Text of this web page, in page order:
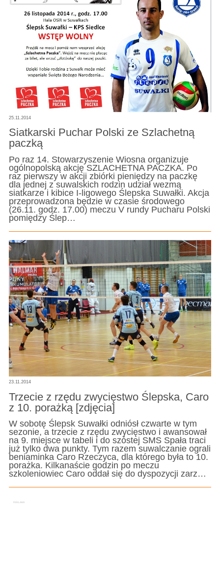
25.11.2014
Siatkarski Puchar Polski ze Szlachetną
paczką
Po raz 14. Stowarzyszenie Wiosna organizuje
ogólnopolską akcję SZLACHETNA PACZKA. Po
raz pierwszy w akcji zbiórki pieniędzy na paczkę
dla jednej z suwalskich rodzin udział wezmą
siatkarze i kibice I-ligowego Ślepska Suwałki. Akcja
przeprowadzona będzie w czasie środowego
(26.11. godz. 17.00) meczu V rundy Pucharu Polski
pomiędzy Ślep…
23.11.2014
Trzecie z rzędu zwycięstwo Ślepska, Caro
z 10. porażką [zdjęcia]
W sobotę Ślepsk Suwałki odniósł czwarte w tym
sezonie, a trzecie z rzędu zwycięstwo i awansował
na 9. miejsce w tabeli i do szóstej SMS Spała traci
już tylko dwa punkty. Tym razem suwalczanie ograli
beniaminka Caro Rzeczyca, dla którego była to 10.
porażka. Kilkanaście godzin po meczu
szkoleniowiec Caro oddał się do dyspozycji zarz…